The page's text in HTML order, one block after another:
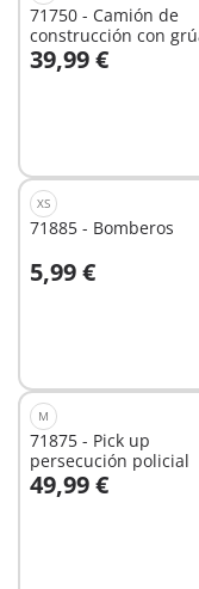
71750 - Camión de
construcción con
39,99 €
A la cesta
XS
71885 - Bomberos
5,99 €
A la cesta
M
71875 - Pick up
persecución policial
49,99 €
A la cesta